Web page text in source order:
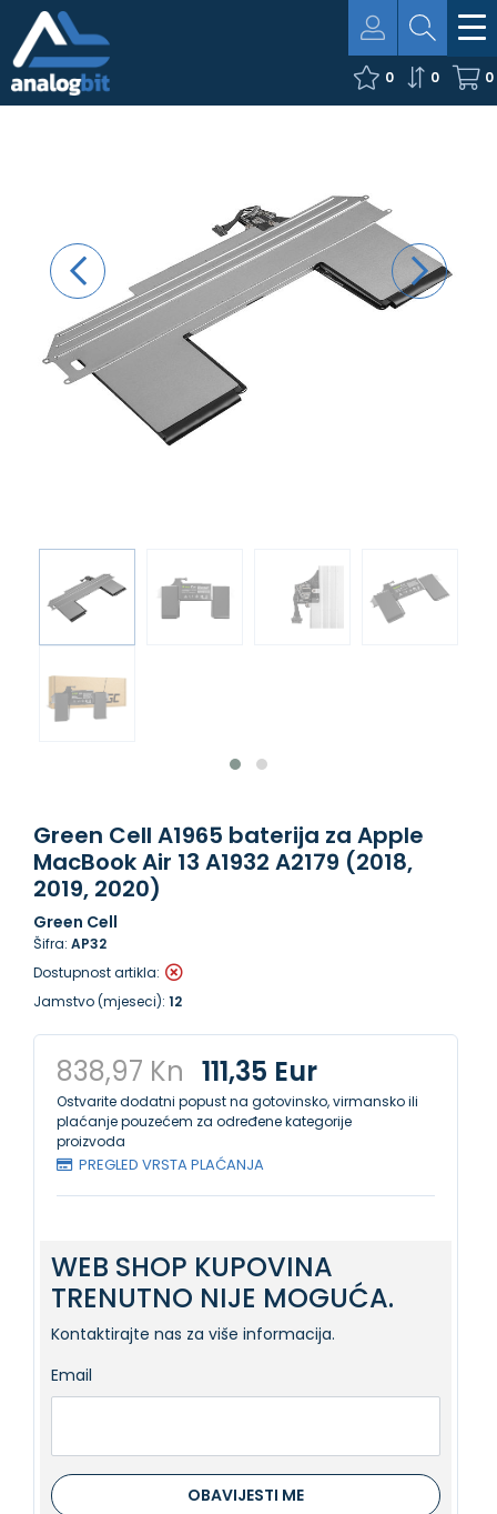
0
0
0
Green Cell A1965 baterija za Apple
MacBook Air 13 A1932 A2179 (2018,
2019, 2020)
Green Cell
Šifra: AP32
Dostupnost artikla:
Jamstvo (mjeseci): 12
838,97 Kn 111,35 Eur
Ostvarite dodatni popust na gotovinsko, virmansko ili
plaćanje pouzećem za određene kategorije
proizvoda
PREGLED VRSTA PLAĆANJA
WEB SHOP KUPOVINA
TRENUTNO NIJE MOGUĆA.
Kontaktirajte nas za više informacija.
Email
OBAVIJESTI ME